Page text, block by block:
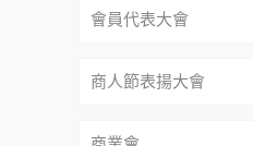
會員代表大會
商人節表揚大會